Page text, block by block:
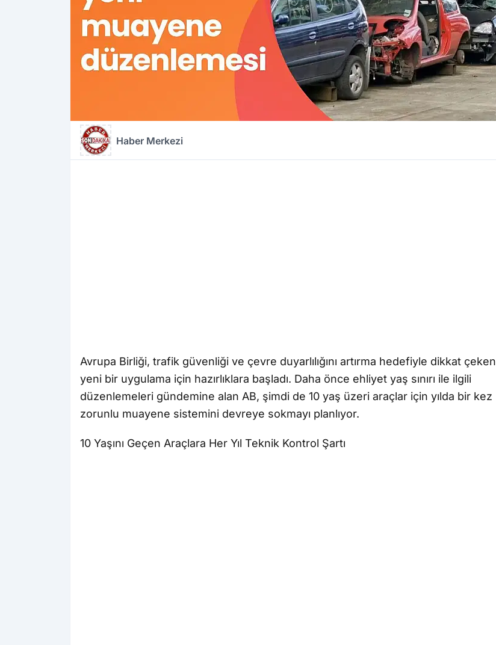
Haber Merkezi
Avrupa Birliği, trafik güvenliği ve çevre duyarlılığını artırma hedefiyle dikkat çeken
yeni bir uygulama için hazırlıklara başladı. Daha önce ehliyet yaş sınırı ile ilgili
düzenlemeleri gündemine alan AB, şimdi de 10 yaş üzeri araçlar için yılda bir kez
zorunlu muayene sistemini devreye sokmayı planlıyor.
10 Yaşını Geçen Araçlara Her Yıl Teknik Kontrol Şartı